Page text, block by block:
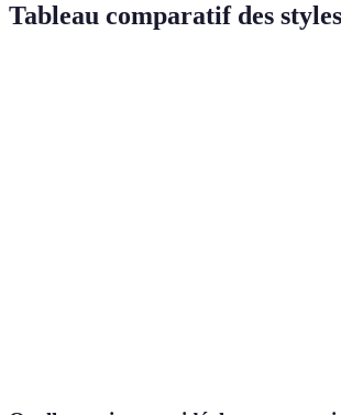
Tableau comparatif des